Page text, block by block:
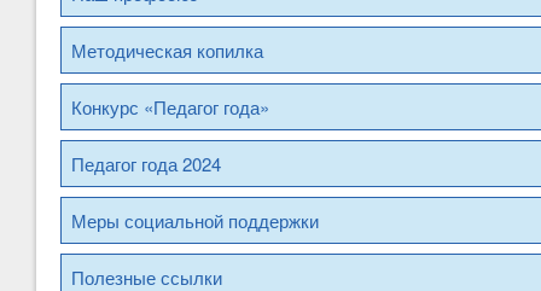
Методическая копилка
Конкурс «Педагог года»
Педагог года 2024
Меры социальной поддержки
Полезные ссылки